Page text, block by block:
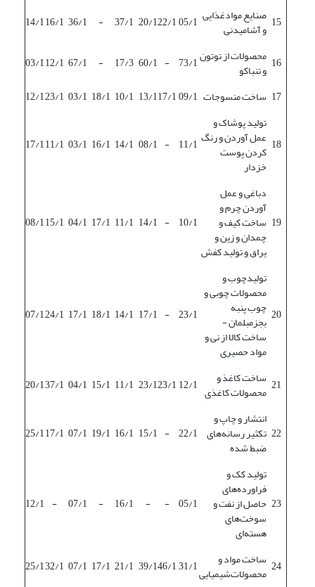
15 صنایع موادغذایی
و آشامیدنی 05/1
22/1
20/1
37/1
-
36/1
16/1
14/1
16 محصولات از توتون
و تنباکو 73/1
-
60/1
17/3
-
67/1
12/1
03/1
17 ساخت منسوجات 09/1
17/1
13/1
10/1
18/1
03/1
23/1
12/1
18
تولید پوشاک و
عمل آوردن و رنگ
کردن پوست
خزدار
11/1
-
08/1
14/1
16/1
03/1
11/1
17/1
19
دباغی و عمل
آوردن چرم و
ساخت کیف و
چمدان و زین و
یراق و تولید کفش
10/1
-
14/1
11/1
17/1
04/1
15/1
08/1
20
تولیدچوب و
محصولات چوبی و
چوب پنبه
بجزمبلمان -
ساخت کالا از نی و
مواد حصیری
23/1
-
17/1
14/1
18/1
17/1
24/1
07/1
21 ساخت کاغذ و
محصولات کاغذی 12/1
23/1
23/1
11/1
15/1
04/1
37/1
20/1
22
انتشار و چاپ و
تکثیر رسانه‌های
ضبط شده
22/1
-
15/1
16/1
19/1
07/1
17/1
25/1
23
تولید کک و
فراورده‌های
حاصل از نفت و
سوخت‌های
هسته‌ای
05/1
-
-
16/1
-
07/1
-
12/1
24 ساخت مواد و
محصولات‌شیمیایی31/1
46/1
39/1
21/1
17/1
07/1
32/1
25/1